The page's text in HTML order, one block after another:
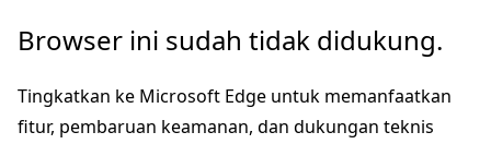
Lompati
konten
utama
Browser ini sudah tidak didukung.
Tingkatkan ke Microsoft Edge untuk memanfaatkan
fitur, pembaruan keamanan, dan dukungan teknis